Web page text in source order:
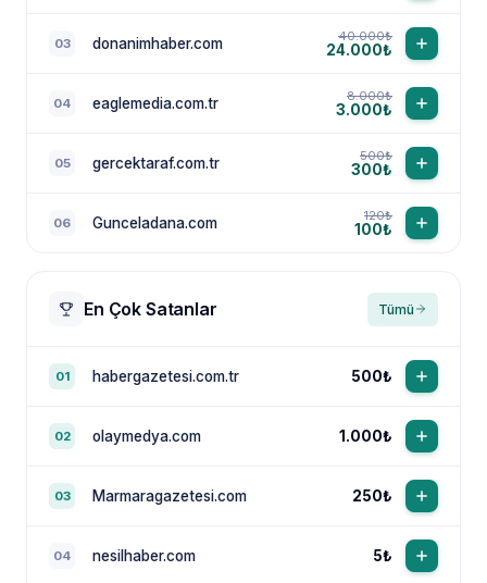
03 donanimhaber.com 40.000₺
24.000₺
04 eaglemedia.com.tr 8.000₺
3.000₺
05 gercektaraf.com.tr 500₺
300₺
06 Gunceladana.com 120₺
100₺
En Çok Satanlar Tümü
01 habergazetesi.com.tr 500₺
02 olaymedya.com 1.000₺
03 Marmaragazetesi.com 250₺
04 nesilhaber.com 5₺